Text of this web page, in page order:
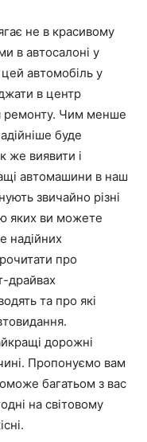
не в красивому
в автосалоні у
автомобіль у
в центр
ремонту. Чим менше
буде
же виявити і
автомашини в наш
звичайно різні
яких ви можете
надійних
про
драйвах
та про які
дорожні
Пропонуємо вам
багатьом з вас
на світовому